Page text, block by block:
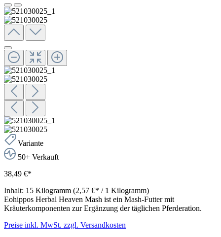
Variante
50+ Verkauft
38,49 €*
Inhalt: 15 Kilogramm (2,57 €* / 1 Kilogramm)
Eohippos Herbal Heaven Mash ist ein Mash-Futter mit
Kräuterkomponenten zur Ergänzung der täglichen Pferderation.
Preise inkl. MwSt. zzgl. Versandkosten